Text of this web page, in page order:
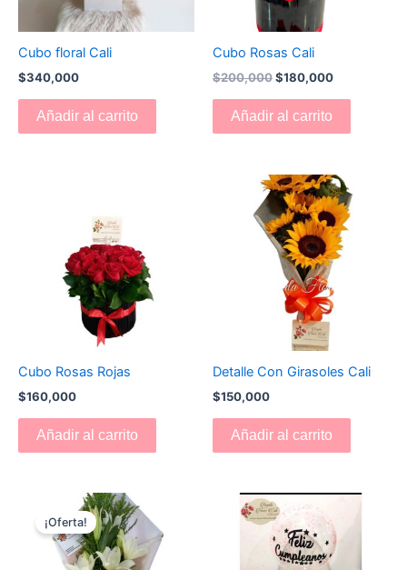
Cubo floral Cali
$340,000
Añadir al carrito
Cubo Rosas Cali
$200,000$180,000
Añadir al carrito
Cubo Rosas Rojas
$160,000
Añadir al carrito
Detalle Con Girasoles Cali
$150,000
Añadir al carrito
¡Oferta!
El
precio
original
era:
$130,000.
precio
actual
es:
$120,000.